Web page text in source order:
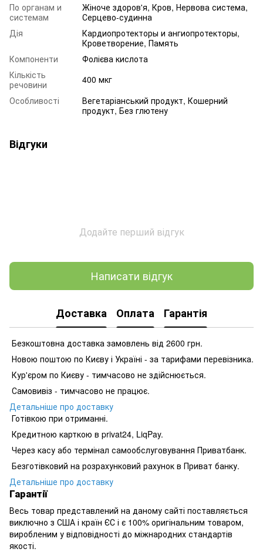
По органам и
системам
Жіноче здоров'я, Кров, Нервова система,
Серцево-судинна
Дія
Кардиопротекторы и ангиопротекторы,
Кроветворение, Память
Компоненти
Фолієва кислота
Кількість
речовини
400 мкг
Особливості
Вегетаріанський продукт, Кошерний
продукт, Без глютену
Відгуки
Додайте перший відгук
Написати відгук
Доставка Оплата Гарантія
Безкоштовна доставка замовлень від 2600 грн.
Новою поштою по Києву і Україні - за тарифами перевізника.
Кур'єром по Києву - тимчасово не здійснюється.
Самовивіз - тимчасово не працює.
Детальніше про доставку
Готівкою при отриманні.
Кредитною карткою в privat24, LiqPay.
Через касу або термінал самообслуговування Приватбанк.
Безготівковий на розрахунковий рахунок в Приват банку.
Детальніше про доставку
Гарантії
Весь товар представлений на даному сайті поставляється
виключно з США і країн ЄС і є 100% оригінальним товаром,
виробленим у відповідності до міжнародних стандартів
якості.